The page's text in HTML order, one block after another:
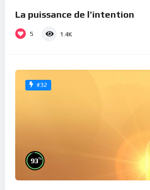
La puissance de l’intention
5 1.4K
#32
93%